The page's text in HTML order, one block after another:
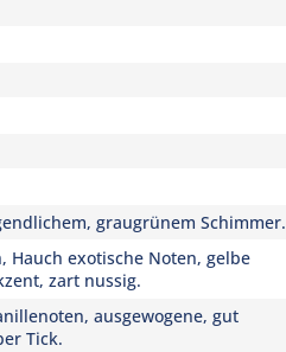
graugrünem Schimmer.
exotische Noten, gelbe
zart nussig.
ausgewogene, gut
Tick.